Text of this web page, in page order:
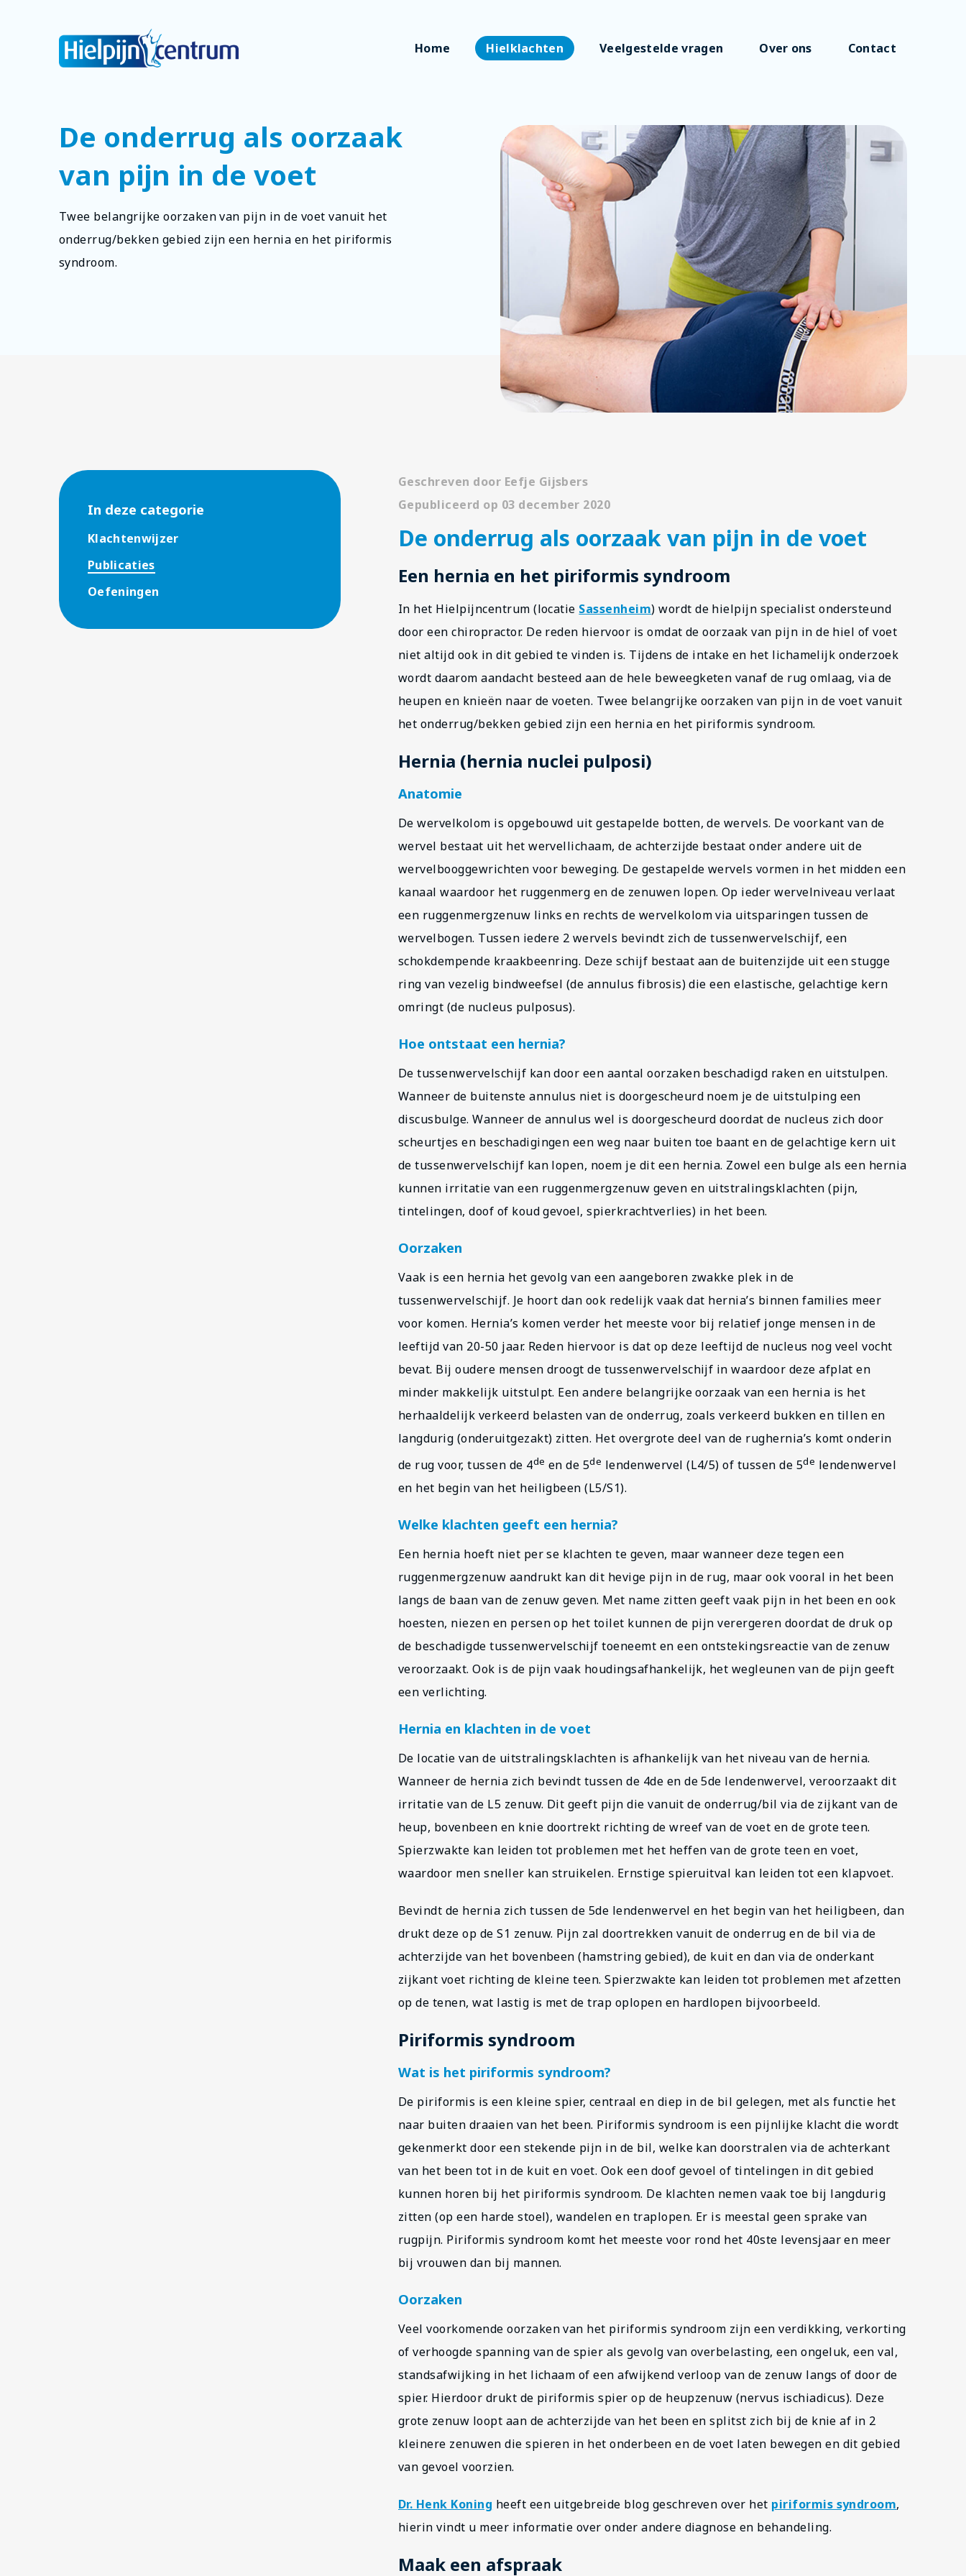
Home Hielklachten Veelgestelde vragen Over ons Contact
De onderrug als oorzaak
van pijn in de voet
Twee belangrijke oorzaken van pijn in de voet vanuit het
onderrug/bekken gebied zijn een hernia en het piriformis
syndroom.
In deze categorie
Klachtenwijzer
Publicaties
Oefeningen
Geschreven door Eefje Gijsbers
Gepubliceerd op 03 december 2020
De onderrug als oorzaak van pijn in de voet
Een hernia en het piriformis syndroom
In het Hielpijncentrum (locatie Sassenheim) wordt de hielpijn specialist ondersteund
door een chiropractor. De reden hiervoor is omdat de oorzaak van pijn in de hiel of voet
niet altijd ook in dit gebied te vinden is. Tijdens de intake en het lichamelijk onderzoek
wordt daarom aandacht besteed aan de hele beweegketen vanaf de rug omlaag, via de
heupen en knieën naar de voeten. Twee belangrijke oorzaken van pijn in de voet vanuit
het onderrug/bekken gebied zijn een hernia en het piriformis syndroom.
Hernia (hernia nuclei pulposi)
Anatomie
De wervelkolom is opgebouwd uit gestapelde botten, de wervels. De voorkant van de
wervel bestaat uit het wervellichaam, de achterzijde bestaat onder andere uit de
wervelbooggewrichten voor beweging. De gestapelde wervels vormen in het midden een
kanaal waardoor het ruggenmerg en de zenuwen lopen. Op ieder wervelniveau verlaat
een ruggenmergzenuw links en rechts de wervelkolom via uitsparingen tussen de
wervelbogen. Tussen iedere 2 wervels bevindt zich de tussenwervelschijf, een
schokdempende kraakbeenring. Deze schijf bestaat aan de buitenzijde uit een stugge
ring van vezelig bindweefsel (de annulus fibrosis) die een elastische, gelachtige kern
omringt (de nucleus pulposus).
Hoe ontstaat een hernia?
De tussenwervelschijf kan door een aantal oorzaken beschadigd raken en uitstulpen.
Wanneer de buitenste annulus niet is doorgescheurd noem je de uitstulping een
discusbulge. Wanneer de annulus wel is doorgescheurd doordat de nucleus zich door
scheurtjes en beschadigingen een weg naar buiten toe baant en de gelachtige kern uit
de tussenwervelschijf kan lopen, noem je dit een hernia. Zowel een bulge als een hernia
kunnen irritatie van een ruggenmergzenuw geven en uitstralingsklachten (pijn,
tintelingen, doof of koud gevoel, spierkrachtverlies) in het been.
Oorzaken
Vaak is een hernia het gevolg van een aangeboren zwakke plek in de
tussenwervelschijf. Je hoort dan ook redelijk vaak dat hernia’s binnen families meer
voor komen. Hernia’s komen verder het meeste voor bij relatief jonge mensen in de
leeftijd van 20-50 jaar. Reden hiervoor is dat op deze leeftijd de nucleus nog veel vocht
bevat. Bij oudere mensen droogt de tussenwervelschijf in waardoor deze afplat en
minder makkelijk uitstulpt. Een andere belangrijke oorzaak van een hernia is het
herhaaldelijk verkeerd belasten van de onderrug, zoals verkeerd bukken en tillen en
langdurig (onderuitgezakt) zitten. Het overgrote deel van de rughernia’s komt onderin
de rug voor, tussen de 4de en de 5de lendenwervel (L4/5) of tussen de 5de lendenwervel
en het begin van het heiligbeen (L5/S1).
Welke klachten geeft een hernia?
Een hernia hoeft niet per se klachten te geven, maar wanneer deze tegen een
ruggenmergzenuw aandrukt kan dit hevige pijn in de rug, maar ook vooral in het been
langs de baan van de zenuw geven. Met name zitten geeft vaak pijn in het been en ook
hoesten, niezen en persen op het toilet kunnen de pijn verergeren doordat de druk op
de beschadigde tussenwervelschijf toeneemt en een ontstekingsreactie van de zenuw
veroorzaakt. Ook is de pijn vaak houdingsafhankelijk, het wegleunen van de pijn geeft
een verlichting.
Hernia en klachten in de voet
De locatie van de uitstralingsklachten is afhankelijk van het niveau van de hernia.
Wanneer de hernia zich bevindt tussen de 4de en de 5de lendenwervel, veroorzaakt dit
irritatie van de L5 zenuw. Dit geeft pijn die vanuit de onderrug/bil via de zijkant van de
heup, bovenbeen en knie doortrekt richting de wreef van de voet en de grote teen.
Spierzwakte kan leiden tot problemen met het heffen van de grote teen en voet,
waardoor men sneller kan struikelen. Ernstige spieruitval kan leiden tot een klapvoet.
Bevindt de hernia zich tussen de 5de lendenwervel en het begin van het heiligbeen, dan
drukt deze op de S1 zenuw. Pijn zal doortrekken vanuit de onderrug en de bil via de
achterzijde van het bovenbeen (hamstring gebied), de kuit en dan via de onderkant
zijkant voet richting de kleine teen. Spierzwakte kan leiden tot problemen met afzetten
op de tenen, wat lastig is met de trap oplopen en hardlopen bijvoorbeeld.
Piriformis syndroom
Wat is het piriformis syndroom?
De piriformis is een kleine spier, centraal en diep in de bil gelegen, met als functie het
naar buiten draaien van het been. Piriformis syndroom is een pijnlijke klacht die wordt
gekenmerkt door een stekende pijn in de bil, welke kan doorstralen via de achterkant
van het been tot in de kuit en voet. Ook een doof gevoel of tintelingen in dit gebied
kunnen horen bij het piriformis syndroom. De klachten nemen vaak toe bij langdurig
zitten (op een harde stoel), wandelen en traplopen. Er is meestal geen sprake van
rugpijn. Piriformis syndroom komt het meeste voor rond het 40ste levensjaar en meer
bij vrouwen dan bij mannen.
Oorzaken
Veel voorkomende oorzaken van het piriformis syndroom zijn een verdikking, verkorting
of verhoogde spanning van de spier als gevolg van overbelasting, een ongeluk, een val,
standsafwijking in het lichaam of een afwijkend verloop van de zenuw langs of door de
spier. Hierdoor drukt de piriformis spier op de heupzenuw (nervus ischiadicus). Deze
grote zenuw loopt aan de achterzijde van het been en splitst zich bij de knie af in 2
kleinere zenuwen die spieren in het onderbeen en de voet laten bewegen en dit gebied
van gevoel voorzien.
Dr. Henk Koning heeft een uitgebreide blog geschreven over het piriformis syndroom,
hierin vindt u meer informatie over onder andere diagnose en behandeling.
Maak een afspraak